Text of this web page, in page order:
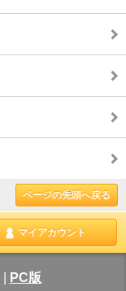
ページの先頭へ戻る
マイアカウント
PC版